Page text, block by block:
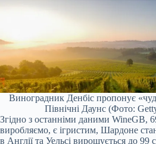
Виноградник Денбіс пропонує
Північні Даунс (Фото:
Згідно з останніми даними WineGB,
виробляємо, є ігристим, Шардоне
в Англії та Уельсі вирощується до 99